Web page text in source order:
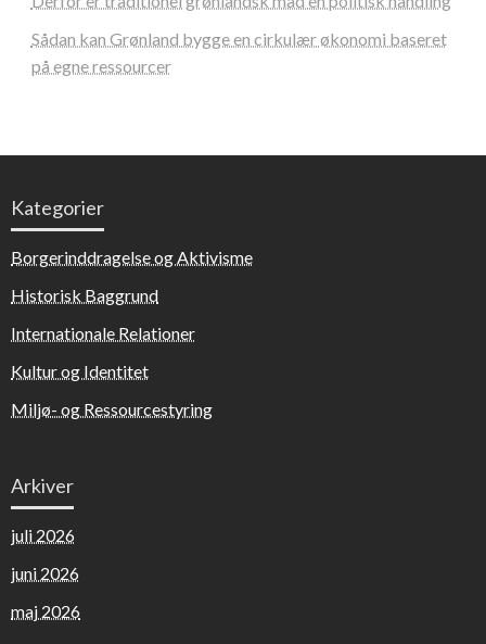
Sådan kan Grønland bygge en cirkulær økonomi baseret
på egne ressourcer
Kategorier
Borgerinddragelse og Aktivisme
Historisk Baggrund
Internationale Relationer
Kultur og Identitet
Miljø- og Ressourcestyring
Arkiver
juli 2026
juni 2026
maj 2026